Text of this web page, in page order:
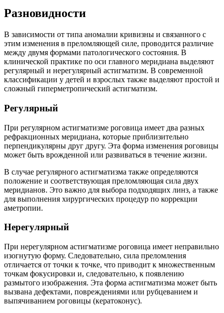
Разновидности
В зависимости от типа аномалии кривизны и связанного с
этим изменения в преломляющей силе, проводится различие
между двумя формами патологического состояния. В
клинической практике по оси главного меридиана выделяют
регулярный и нерегулярный астигматизм. В современной
классификации у детей и взрослых также выделяют простой и
сложный гиперметропический астигматизм.
Регулярный
При регулярном астигматизме роговица имеет два разных
рефракционных меридиана, которые приблизительно
перпендикулярны друг другу. Эта форма изменения роговицы
может быть врожденной или развиваться в течение жизни.
В случае регулярного астигматизма также определяются
положение и соответствующая преломляющая сила двух
меридианов. Это важно для выбора подходящих линз, а также
для выполнения хирургических процедур по коррекции
аметропии.
Нерегулярный
При нерегулярном астигматизме роговица имеет неправильно
изогнутую форму. Следовательно, сила преломления
отличается от точки к точке, что приводит к множественным
точкам фокусировки и, следовательно, к появлению
размытого изображения. Эта форма астигматизма может быть
вызвана дефектами, повреждениями или рубцеванием и
выпячиванием роговицы (кератоконус).